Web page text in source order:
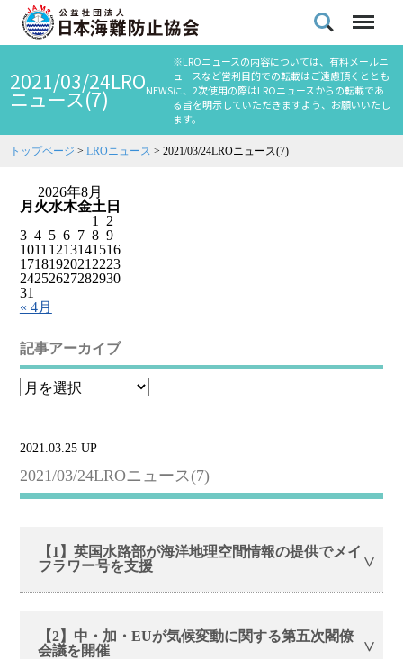
2021/03/24LRO
ニュース(7) NEWS
※LROニュースの内容については、有料メールニ
ュースなど営利目的での転載はご遠慮頂くととも
に、2次使用の際はLROニュースからの転載であ
る旨を明示していただきますよう、お願いいたし
ます。
トップページ >LROニュース >2021/03/24LROニュース(7)
2026年8月
月 火水木金土 日
1
2
3 4 5 6 7 8 9
1011 1213141516
1718192021 2223
24252627282930
31
« 4月
記事アーカイブ
2021.03.25 UP
2021/03/24LROニュース(7)
【1】英国水路部が海洋地理空間情報の提供でメイ
フラワー号を支援
【2】中・加・EUが気候変動に関する第五次閣僚
会議を開催